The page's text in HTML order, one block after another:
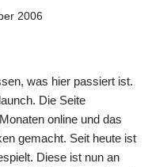
2006
was hier passiert ist.
Die Seite
online und das
gemacht. Seit heute ist
Diese ist nun an